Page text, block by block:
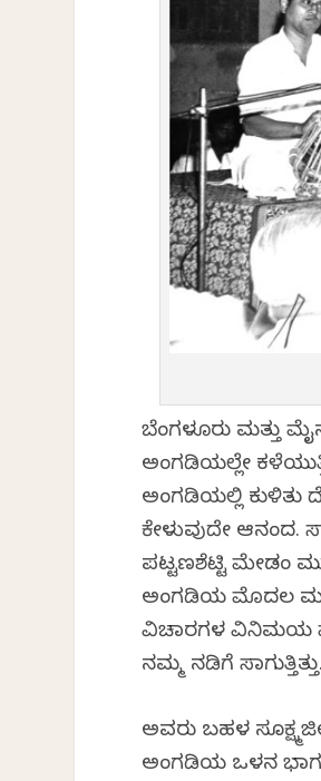
ಬೆಂಗಳೂರು ಮತ್ತು
ಅಂಗಡಿಯಲ್ಲೇ
ಅಂಗಡಿಯಲ್ಲಿ ಕುಳಿತು
ಕೇಳುವುದೇ ಆನಂದ.
ಪಟ್ಟಣಶೆಟ್ಟಿ ಮೇಡಂ
ಅಂಗಡಿಯ ಮೊದಲ
ವಿಚಾರಗಳ ವಿನಿಮಯ
ನಮ್ಮ ನಡಿಗೆ ಸಾಗುತ್ತಿತ್ತು.
ಅವರು ಬಹಳ
ಅಂಗಡಿಯ ಒಳಗಿನ